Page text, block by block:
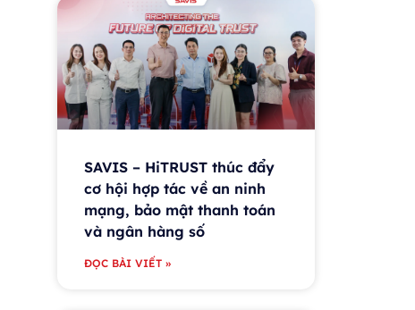
SAVIS – HiTRUST thúc đẩy
cơ hội hợp tác về an ninh
mạng, bảo mật thanh toán
và ngân hàng số
ĐỌC BÀI VIẾT »